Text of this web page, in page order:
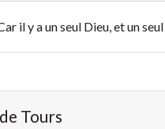
il y a un seul Dieu, et un
Tours